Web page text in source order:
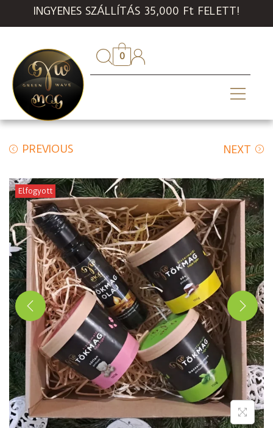
INGYENES SZÁLLÍTÁS 35,000 Ft FELETT!
0
PREVIOUS NEXT
Elfogyott